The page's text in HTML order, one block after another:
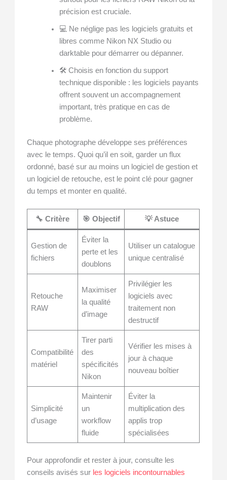
précision est cruciale.
💻 Ne néglige pas les logiciels gratuits et
libres comme Nikon NX Studio ou
darktable pour démarrer ou dépanner.
🛠 Choisis en fonction du support
technique disponible : les logiciels payants
offrent souvent un accompagnement
important, très pratique en cas de
problème.
Chaque photographe développe ses préférences
avec le temps. Quoi qu’il en soit, garder un flux
ordonné, basé sur au moins un logiciel de gestion et
un logiciel de retouche, est le point clé pour gagner
du temps et monter en qualité.
🔧 Critère 🎯 Objectif 💡 Astuce
Gestion de
fichiers
Éviter la
perte et les
doublons
Utiliser un catalogue
unique centralisé
Retouche
RAW
Maximiser
la qualité
d’image
Privilégier les
logiciels avec
traitement non
destructif
Compatibilité
matériel
Tirer parti
des
spécificités
Nikon
Vérifier les mises à
jour à chaque
nouveau boîtier
Simplicité
d’usage
Maintenir
un
workflow
fluide
Éviter la
multiplication des
applis trop
spécialisées
Pour approfondir et rester à jour, consulte les
conseils avisés sur les logiciels incontournables